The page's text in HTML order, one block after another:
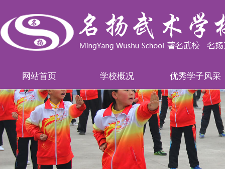
网站首页 学校概况 优秀学子风采